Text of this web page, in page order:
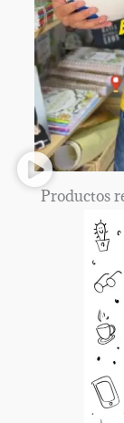
Productos